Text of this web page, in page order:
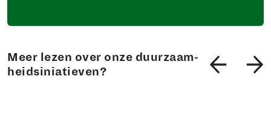
Meer lezen over onze duur­zaam­
heids­ini­a­tie­ven?